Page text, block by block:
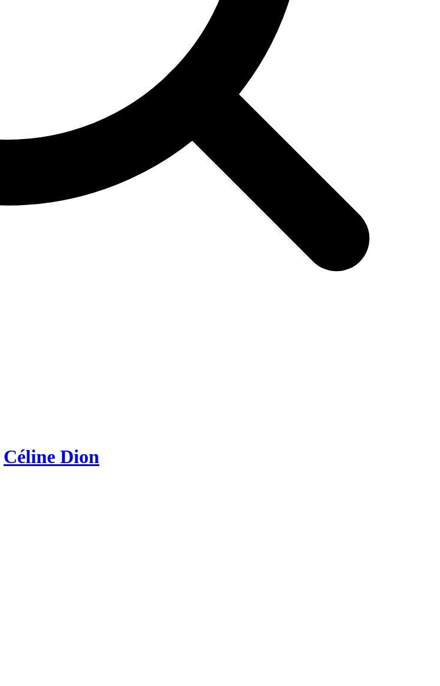
Céline Dion